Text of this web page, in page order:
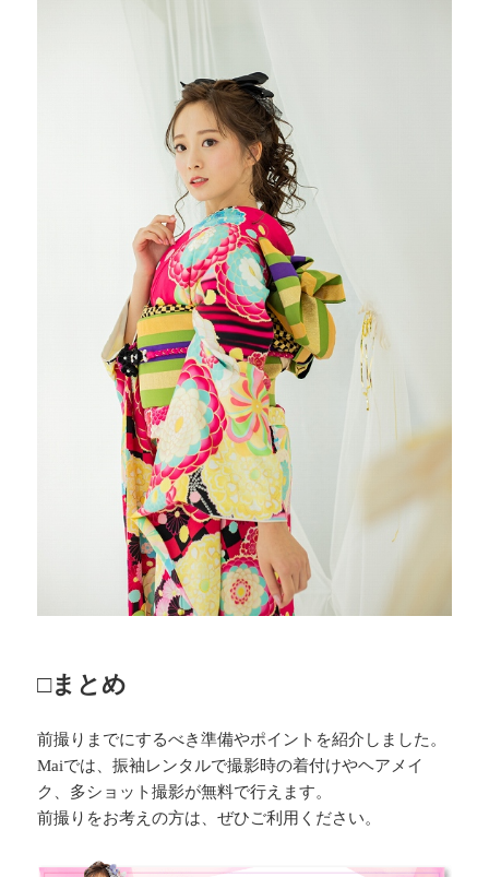
□まとめ
前撮りまでにするべき準備やポイントを紹介しました。
Maiでは、振袖レンタルで撮影時の着付けやヘアメイ
ク、多ショット撮影が無料で行えます。
前撮りをお考えの方は、ぜひご利用ください。